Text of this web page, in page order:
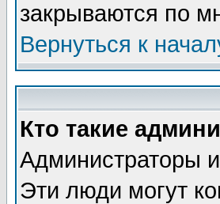
закрываются по
Вернуться к
Кто такие
Администраторы
Эти люди могут